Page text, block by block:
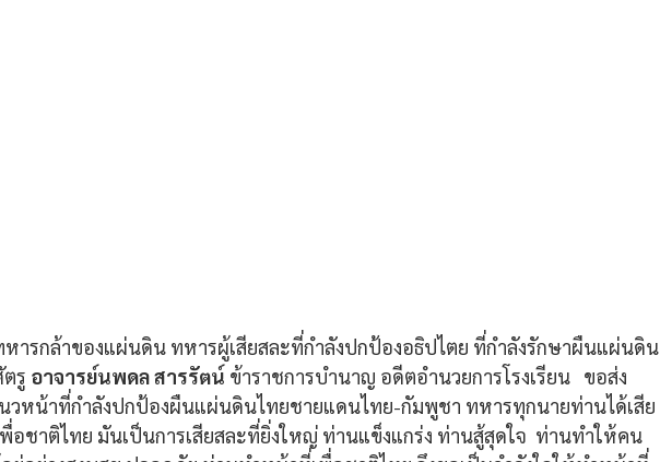
หารกล้าของแผ่นดิน ทหารผู้เสียสละที่กำลังปกป้องอธิปไตย ที่กำลังรักษาผืนแผ่นดิน
รู อาจารย์นพดล สารรัตน์ ข้าราชการบำนาญ อดีตอำนวยการโรงเรียน   ขอส่ง
วหน้าที่กำลังปกป้องผืนแผ่นดินไทยชายแดนไทย-กัมพูชา ทหารทุกนายท่านได้เสีย
พื่อชาติไทย มันเป็นการเสียสละที่ยิ่งใหญ่ ท่านแข็งแกร่ง ท่านสู้สุดใจ  ท่านทำให้คน